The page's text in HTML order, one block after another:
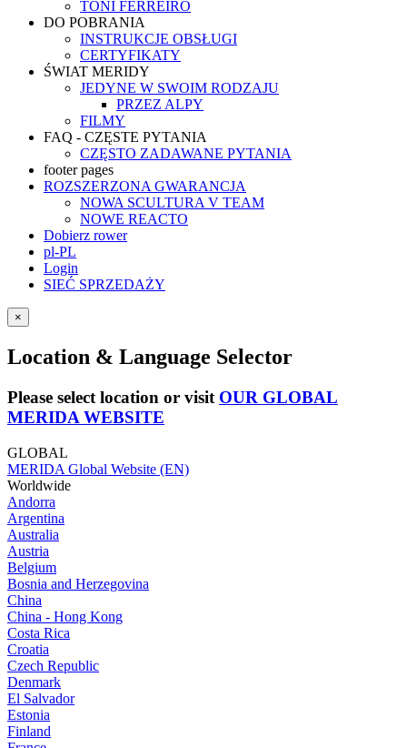
TONI FERREIRO
DO POBRANIA
INSTRUKCJE OBSŁUGI
CERTYFIKATY
ŚWIAT MERIDY
JEDYNE W SWOIM RODZAJU
PRZEZ ALPY
FILMY
FAQ - CZĘSTE PYTANIA
CZĘSTO ZADAWANE PYTANIA
footer pages
ROZSZERZONA GWARANCJA
NOWA SCULTURA V TEAM
NOWE REACTO
Dobierz rower
pl-PL
Login
SIEĆ SPRZEDAŻY
×
Location & Language Selector
Please select location or visit OUR GLOBAL
MERIDA WEBSITE
GLOBAL
MERIDA Global Website (EN)
Worldwide
Andorra
Argentina
Australia
Austria
Belgium
Bosnia and Herzegovina
China
China - Hong Kong
Costa Rica
Croatia
Czech Republic
Denmark
El Salvador
Estonia
Finland